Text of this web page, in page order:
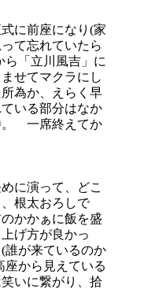
に前座になり(家
て忘れていたら
ら「立川風吉」に
せてマクラにし
為か、えらく早
いる部分はなか
一席終えてか
に演って、どこ
根太おろしで
かかぁに飯を盛
げ方が良かっ
が来ているのか
座から見えている
いに繋がり、拾